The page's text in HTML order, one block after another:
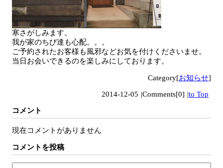
寒さがしみます。
我が家のちび達も心配。。。
ご予約されたお客様も風邪などお気を付けくださいませ。
当日お会いできるのを楽しみにしております。
Category[お知らせ]
2014-12-05 |Comments[0] |to Top
コメント
現在コメントがありません
コメントを投稿